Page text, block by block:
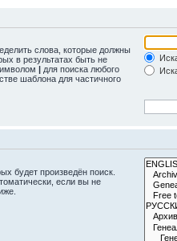
слова, которые должны
в результатах быть не
| для поиска любого
шаблона для частичного
будет произведён поиск.
если вы не